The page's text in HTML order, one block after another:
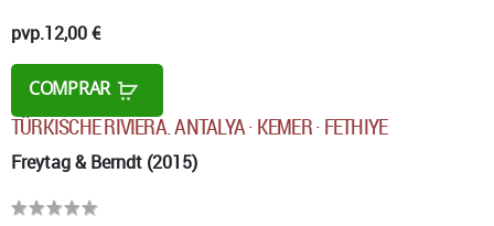
pvp.12,00 €
COMPRAR
TÜRKISCHE RIVIERA. ANTALYA · KEMER · FETHIYE
Freytag & Berndt (2015)